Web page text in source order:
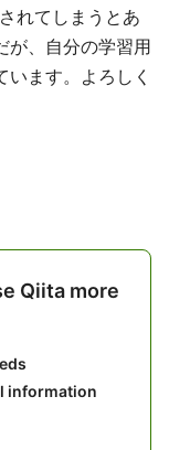
れてしまうとあ
が、自分の学習用
ます。よろしく
Qiita more
information